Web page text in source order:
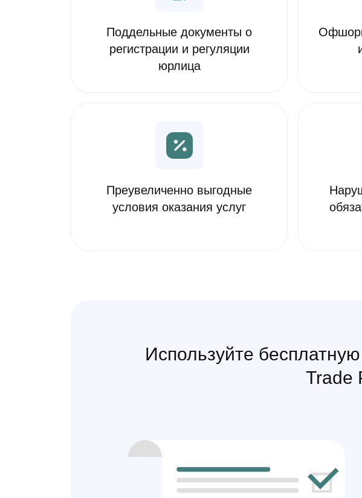
Поддельные документы о
регистрации и регуляции
юрлица
Преувеличенно выгодные
условия оказания услуг
Используйте
Trade